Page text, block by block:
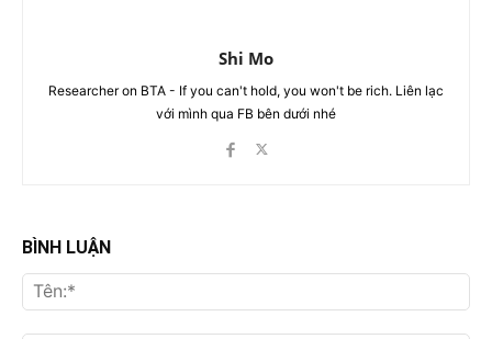
Shi Mo
Researcher on BTA - If you can't hold, you won't be rich. Liên lạc
với mình qua FB bên dưới nhé
BÌNH LUẬN